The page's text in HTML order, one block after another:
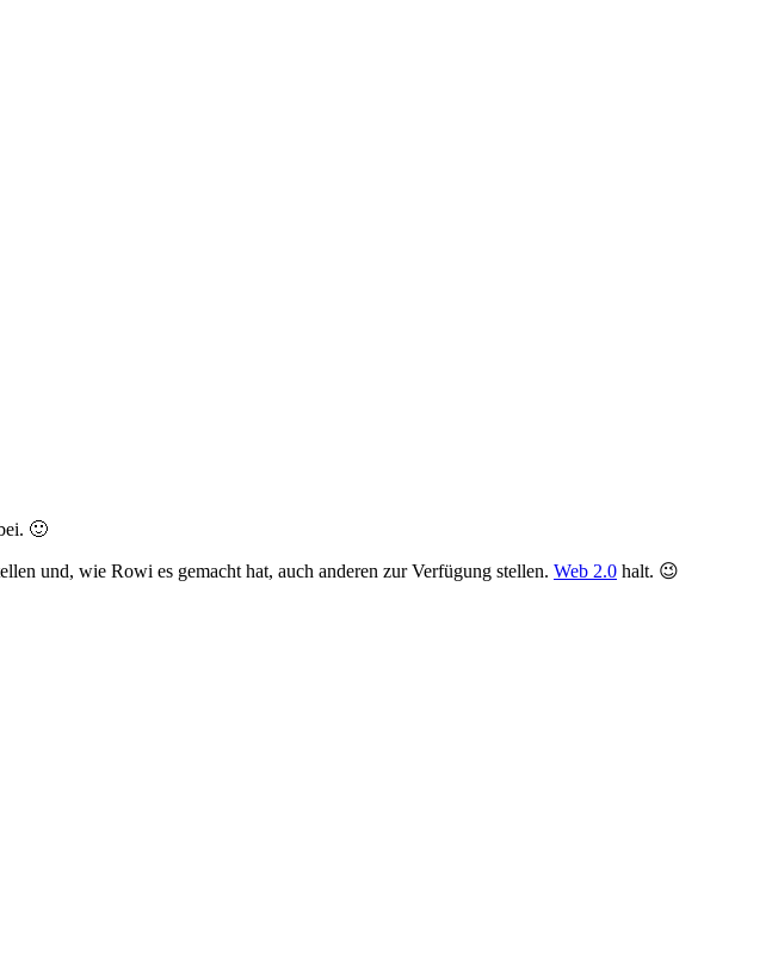
🙂
und, wie Rowi es gemacht hat, auch anderen zur Verfügung stellen. Web 2.0 halt. 😉